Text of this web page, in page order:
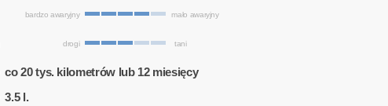
bardzo awaryjny mało awaryjny
drogi tani
co 20 tys. kilometrów lub 12 miesięcy
3.5 l.